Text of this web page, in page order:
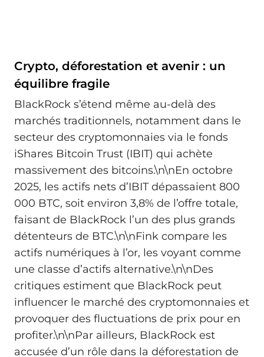
Crypto, déforestation et avenir : un
équilibre fragile
BlackRock s’étend même au‑delà des
marchés traditionnels, notamment dans le
secteur des cryptomonnaies via le fonds
iShares Bitcoin Trust (IBIT) qui achète
massivement des bitcoins.\n\nEn octobre
2025, les actifs nets d’IBIT dépassaient 800
000 BTC, soit environ 3,8% de l’offre totale,
faisant de BlackRock l’un des plus grands
détenteurs de BTC.\n\nFink compare les
actifs numériques à l’or, les voyant comme
une classe d’actifs alternative.\n\nDes
critiques estiment que BlackRock peut
influencer le marché des cryptomonnaies et
provoquer des fluctuations de prix pour en
profiter.\n\nPar ailleurs, BlackRock est
accusée d’un rôle dans la déforestation de